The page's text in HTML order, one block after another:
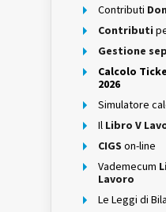
Contributi
Contributi
Gestione
Calcolo
2026
Simulatore
Il Libro V
CIGS on-line
Vademecum
Lavoro
Le Leggi di